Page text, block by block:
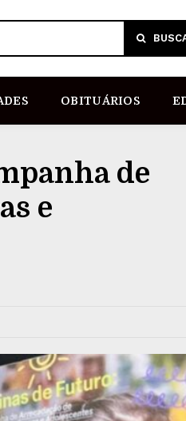
OBITUÁRIOS
de
e